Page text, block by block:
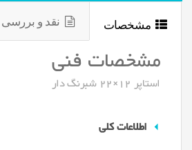
مشخصات نقد و بررسی
مشخصات فنی
استاپر 12×22 شبرنگ دار
اطلاعات کلی